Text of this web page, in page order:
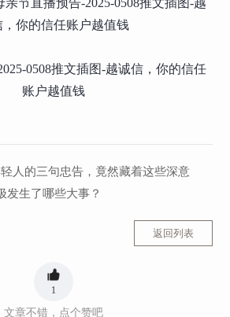
，你的信任账户越值钱
0508推文插图-越诚信，你的信任
账户越值钱
人的三句忠告，竟然藏着这些深意
发生了哪些大事？
返回列表
1
文章不错，点个赞吧